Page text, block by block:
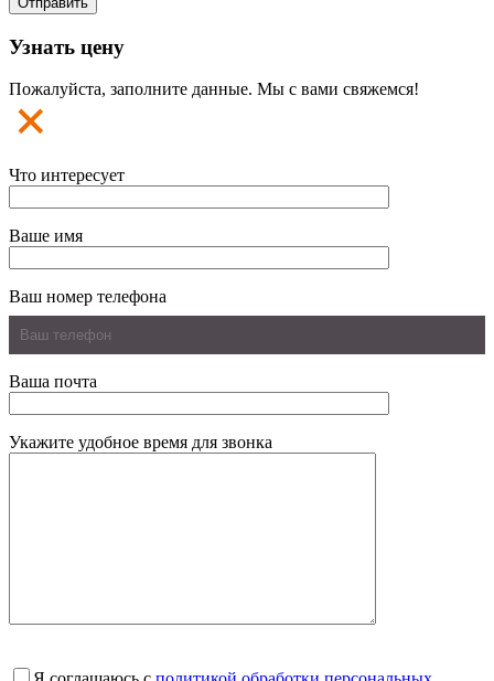
Узнать цену
Пожалуйста, заполните данные. Мы с вами свяжемся!
Что интересует
Ваше имя
Ваш номер телефона
Ваша почта
Укажите удобное время для звонка